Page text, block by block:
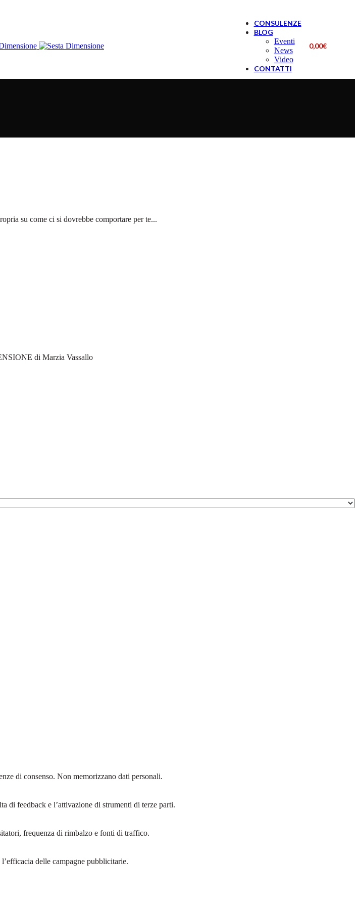
CONSULENZE
BLOG
Eventi
News
Video
CONTATTI
0,00€
su come ci si dovrebbe comportare per te...
di consenso. Non memorizzano dati personali.
di feedback e l’attivazione di strumenti di terze parti.
frequenza di rimbalzo e fonti di traffico.
delle campagne pubblicitarie.